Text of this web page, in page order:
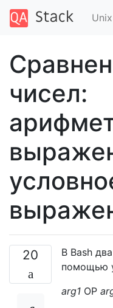
чисел:
20
В Bash
помощью
arg1 OP